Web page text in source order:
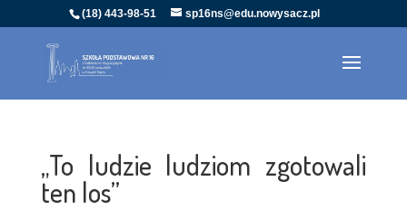
(18) 443-98-51 sp16ns@edu.nowysacz.pl
„To ludzie ludziom zgotowali
ten los”